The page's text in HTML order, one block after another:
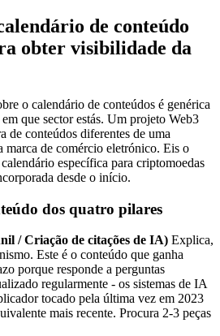
de conteúdo
obter visibilidade da
o calendário de conteúdos é genérica
que sector estás. Um projeto Web3
de conteúdos diferentes de uma
marca de comércio eletrónico. Eis o
específica para criptomoedas
desde o início.
dos quatro pilares
/ Criação de citações de IA) Explica,
Este é o conteúdo que ganha
porque responde a perguntas
regularmente - os sistemas de IA
tocado pela última vez em 2023
mais recente. Procura 2-3 peças